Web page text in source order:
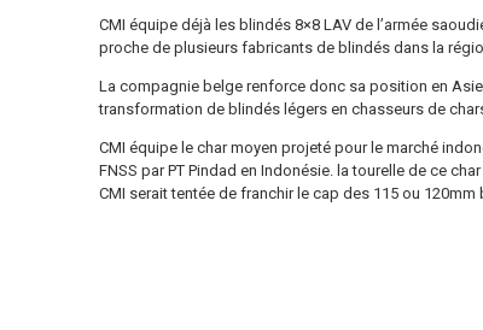
CMI équipe déjà les blindés 8×8 LAV de l’armée
proche de plusieurs fabricants de blindés dans la
La compagnie belge renforce donc sa position en
transformation de blindés légers en chasseurs de
CMI équipe le char moyen projeté pour le marché
FNSS par PT Pindad en Indonésie. la tourelle de ce
CMI serait tentée de franchir le cap des 115 ou 120mm